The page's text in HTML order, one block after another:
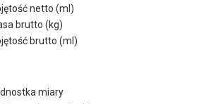
netto (ml)
brutto (kg)
brutto (ml)
miary